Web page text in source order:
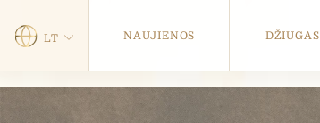
LT NAUJIENOS DŽIUGAS